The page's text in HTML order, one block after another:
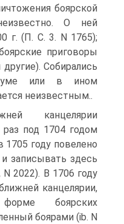
боярской
О ней
г. (П. C. 3. N 1765);
приговоры
Собирались
или в ином
неизвестным..
канцелярии
под 1704 годом
1705 году повелено
записывать здесь
2022). В 1706 году
канцелярии,
боярских
боярами (ib. N